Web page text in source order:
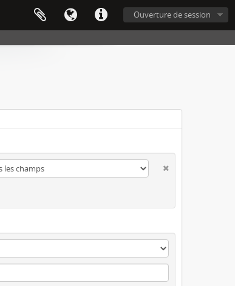
Ouverture de session